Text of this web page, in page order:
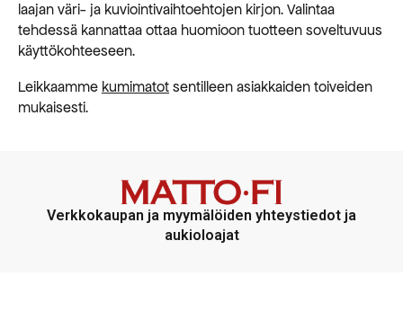
laajan väri- ja kuviointivaihtoehtojen kirjon. Valintaa
tehdessä kannattaa ottaa huomioon tuotteen soveltuvuus
käyttökohteeseen.
Leikkaamme kumimatot sentilleen asiakkaiden toiveiden
mukaisesti.
Verkkokaupan ja myymälöiden yhteystiedot ja
aukioloajat